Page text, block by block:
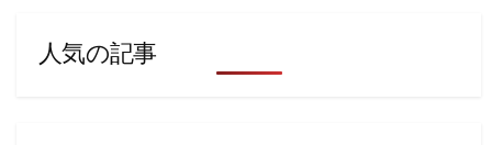
人気の記事